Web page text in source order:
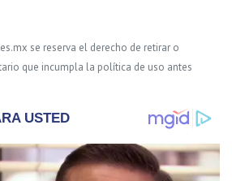
se reserva el derecho de retirar o
que incumpla la política de uso antes